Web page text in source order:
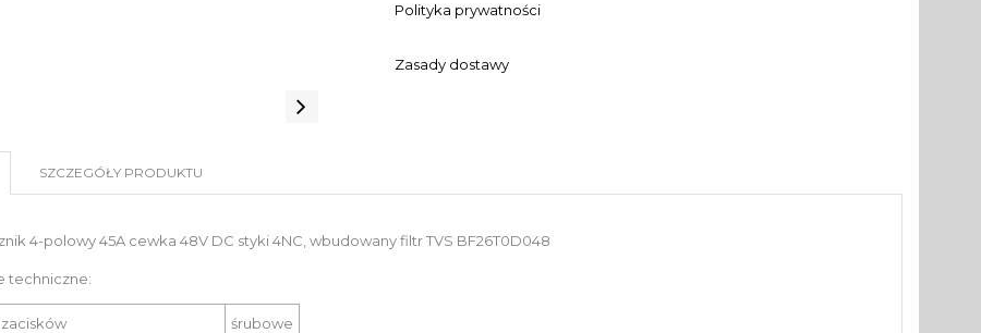
Polityka prywatności
Zasady dostawy
SZCZEGÓŁY PRODUKTU
4-polowy 45A cewka 48V DC styki 4NC, wbudowany filtr TVS BF26T0D048
techniczne:
śrubowe